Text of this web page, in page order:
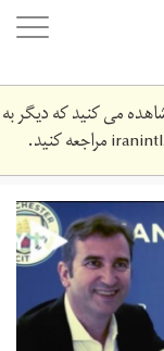
می کنید که دیگر به
مراجعه کنید.